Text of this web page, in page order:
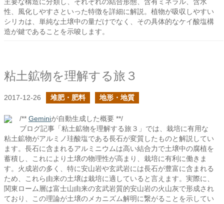
性、風化しやすさといった特徴を詳細に解説。植物が吸収しやすい
シリカは、単純な土壌中の量だけでなく、その具体的なケイ酸塩構
造が鍵であることを示唆します。
粘土鉱物を理解する旅３
2017-12-26 堆肥・肥料 地形・地質
/** Geminiが自動生成した概要 **/
ブログ記事「粘土鉱物を理解する旅３」では、栽培に有用な
粘土鉱物がアルミノ珪酸塩である長石が変質したものと解説してい
ます。長石に含まれるアルミニウムは高い結合力で土壌中の腐植を
蓄積し、これにより土壌の物理性が高まり、栽培に有利に働きま
す。火成岩の多く、特に安山岩や玄武岩には長石が豊富に含まれる
ため、これら由来の土壌は栽培に適していると言えます。実際に、
関東ローム層は富士山由来の玄武岩質的安山岩の火山灰で形成され
ており、この理論が土壌のメカニズム解明に繋がることを示してい